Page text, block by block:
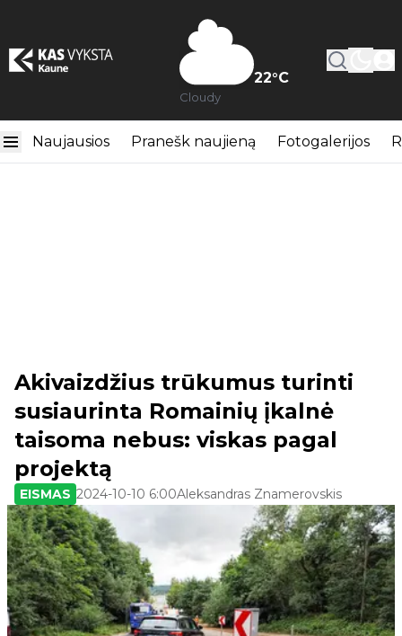
22°C
Cloudy
Naujausios Pranešk naujieną Fotogalerijos
Akivaizdžius trūkumus turinti
susiaurinta Romainių įkalnė
taisoma nebus: viskas pagal
projektą
EISMAS 2024-10-10 6:00Aleksandras Znamerovskis